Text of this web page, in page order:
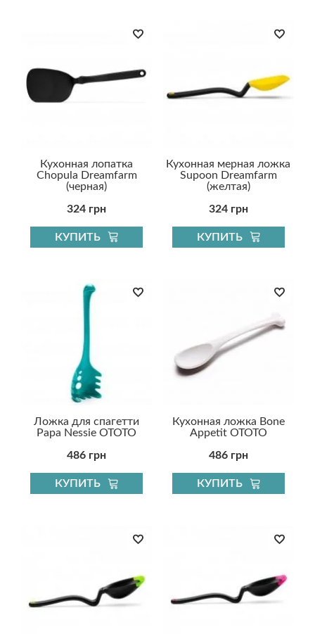
Кухонная лопатка
Chopula Dreamfarm
(черная)
324 грн
КУПИТЬ
Кухонная мерная ложка
Supoon Dreamfarm
(желтая)
324 грн
КУПИТЬ
Ложка для спагетти
Papa Nessie OTOTO
486 грн
КУПИТЬ
Кухонная ложка Bone
Appetit OTOTO
486 грн
КУПИТЬ